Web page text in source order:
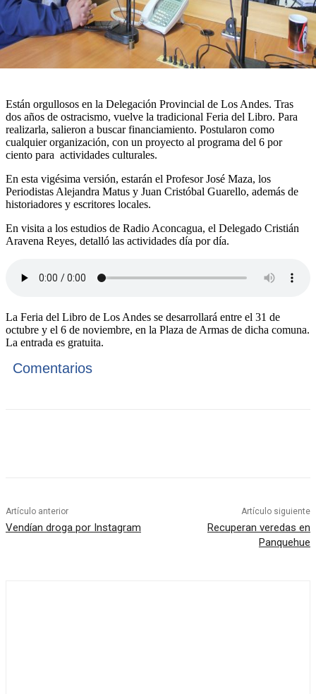
Están orgullosos en la Delegación Provincial de Los Andes. Tras
dos años de ostracismo, vuelve la tradicional Feria del Libro. Para
realizarla, salieron a buscar financiamiento. Postularon como
cualquier organización, con un proyecto al programa del 6 por
ciento para actividades culturales.
En esta vigésima versión, estarán el Profesor José Maza, los
Periodistas Alejandra Matus y Juan Cristóbal Guarello, además de
historiadores y escritores locales.
En visita a los estudios de Radio Aconcagua, el Delegado Cristián
Aravena Reyes, detalló las actividades día por día.
La Feria del Libro de Los Andes se desarrollará entre el 31 de
octubre y el 6 de noviembre, en la Plaza de Armas de dicha comuna.
La entrada es gratuita.
Comentarios
Artículo anterior
Vendían droga por Instagram
Artículo siguiente
Recuperan veredas en
Panquehue